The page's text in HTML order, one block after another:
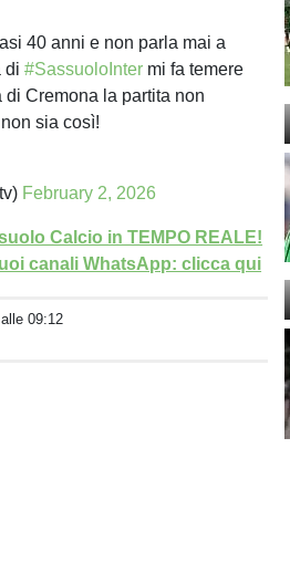
40 anni e non parla mai a
di#SassuoloInter mi fa temere
Cremona la partita non
sia così!
February 2, 2026
Calcio in TEMPO REALE!
canali WhatsApp: clicca qui
09:12